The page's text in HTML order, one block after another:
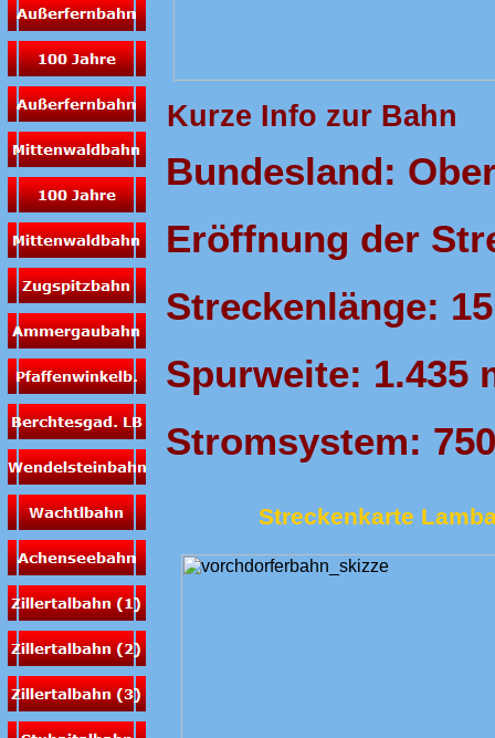
Kurze Info zur Bahn
Bundesland:
Eröffnung der
Streckenlänge:
Spurweite: 1.435
Stromsystem:
Streckenkarte